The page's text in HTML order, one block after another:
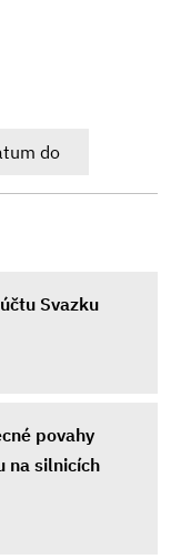
do
Svazku
povahy
na silnicích